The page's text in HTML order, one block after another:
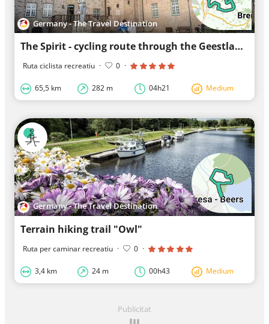
Germany - The Travel Destination
The Spirit - cycling route through the Geestland
Ruta ciclista recreatiu · 0 ·
65,5 km 282 m 04h21 Medium
Germany - The Travel Destination
Terrain hiking trail "Owl"
Ruta per caminar recreatiu · 0 ·
3,4 km 24 m 00h43 Medium
Publicitat